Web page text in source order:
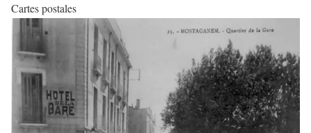
Cartes postales